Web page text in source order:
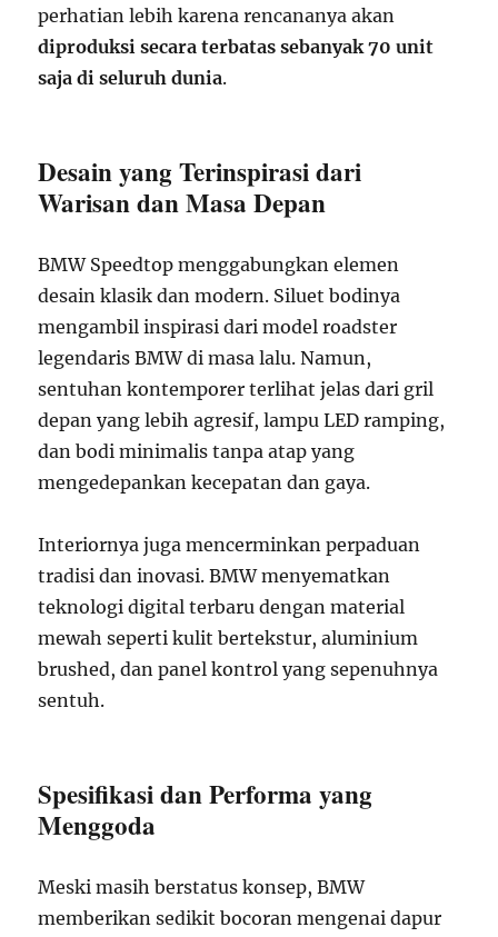
perhatian lebih karena rencananya akan
diproduksi secara terbatas sebanyak 70 unit
saja di seluruh dunia.
Desain yang Terinspirasi dari
Warisan dan Masa Depan
BMW Speedtop menggabungkan elemen
desain klasik dan modern. Siluet bodinya
mengambil inspirasi dari model roadster
legendaris BMW di masa lalu. Namun,
sentuhan kontemporer terlihat jelas dari gril
depan yang lebih agresif, lampu LED ramping,
dan bodi minimalis tanpa atap yang
mengedepankan kecepatan dan gaya.
Interiornya juga mencerminkan perpaduan
tradisi dan inovasi. BMW menyematkan
teknologi digital terbaru dengan material
mewah seperti kulit bertekstur, aluminium
brushed, dan panel kontrol yang sepenuhnya
sentuh.
Spesifikasi dan Performa yang
Menggoda
Meski masih berstatus konsep, BMW
memberikan sedikit bocoran mengenai dapur